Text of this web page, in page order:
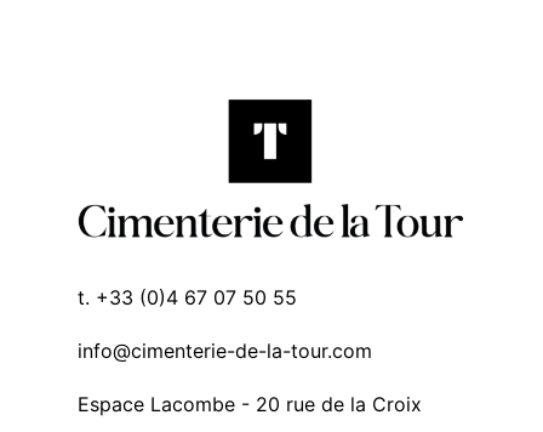
t. +33 (0)4 67 07 50 55
info@cimenterie-de-la-tour.com
Espace Lacombe - 20 rue de la Croix